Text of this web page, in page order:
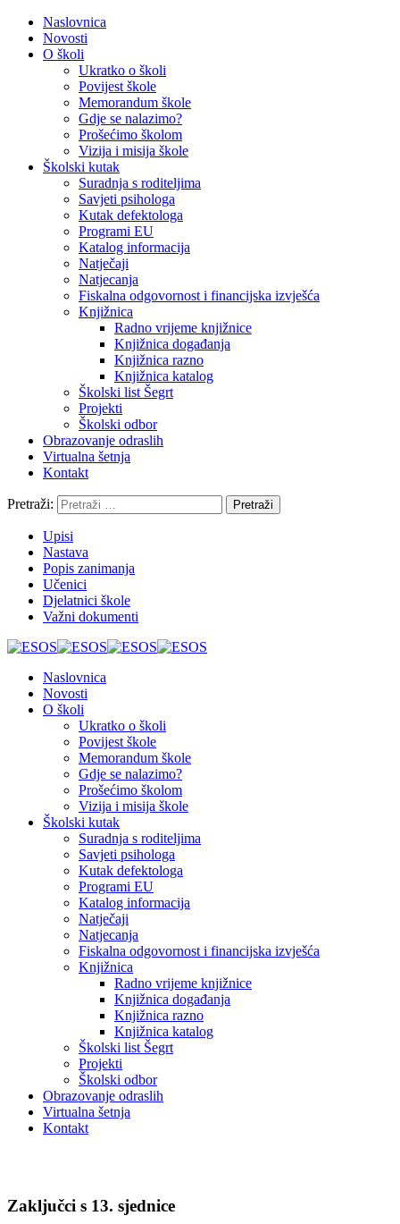
Naslovnica
Novosti
O školi
Ukratko o školi
Povijest škole
Memorandum škole
Gdje se nalazimo?
Prošećimo školom
Vizija i misija škole
Školski kutak
Suradnja s roditeljima
Savjeti psihologa
Kutak defektologa
Programi EU
Katalog informacija
Natječaji
Natjecanja
Fiskalna odgovornost i financijska izvješća
Knjižnica
Radno vrijeme knjižnice
Knjižnica događanja
Knjižnica razno
Knjižnica katalog
Školski list Šegrt
Projekti
Školski odbor
Obrazovanje odraslih
Virtualna šetnja
Kontakt
Pretraži:
Upisi
Nastava
Popis zanimanja
Učenici
Djelatnici škole
Važni dokumenti
Naslovnica
Novosti
O školi
Ukratko o školi
Povijest škole
Memorandum škole
Gdje se nalazimo?
Prošećimo školom
Vizija i misija škole
Školski kutak
Suradnja s roditeljima
Savjeti psihologa
Kutak defektologa
Programi EU
Katalog informacija
Natječaji
Natjecanja
Fiskalna odgovornost i financijska izvješća
Knjižnica
Radno vrijeme knjižnice
Knjižnica događanja
Knjižnica razno
Knjižnica katalog
Školski list Šegrt
Projekti
Školski odbor
Obrazovanje odraslih
Virtualna šetnja
Kontakt
Zaključci s 13. sjednice